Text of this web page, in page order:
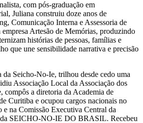
com pós-graduação em
Juliana construiu doze anos de
Comunicação Interna e Assessoria de
Artesão de Memórias, produzindo
histórias de pessoas, famílias e
que une sensibilidade narrativa e precisão
da Seicho-No-Ie, trilhou desde cedo uma
Associação Local da Associação dos
compôs a diretoria da Academia de
Curitiba e ocupou cargos nacionais no
e na Comissão Executiva Central da
da SEICHO-NO-IE DO BRASIL. Recebeu